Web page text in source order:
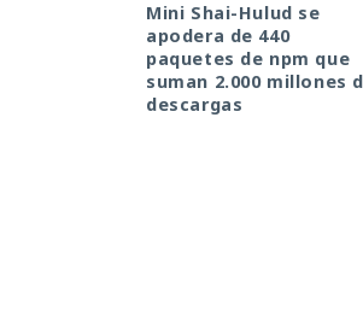
Mini Shai-Hulud se
apodera de 440
paquetes de npm que
suman 2.000 millones
descargas